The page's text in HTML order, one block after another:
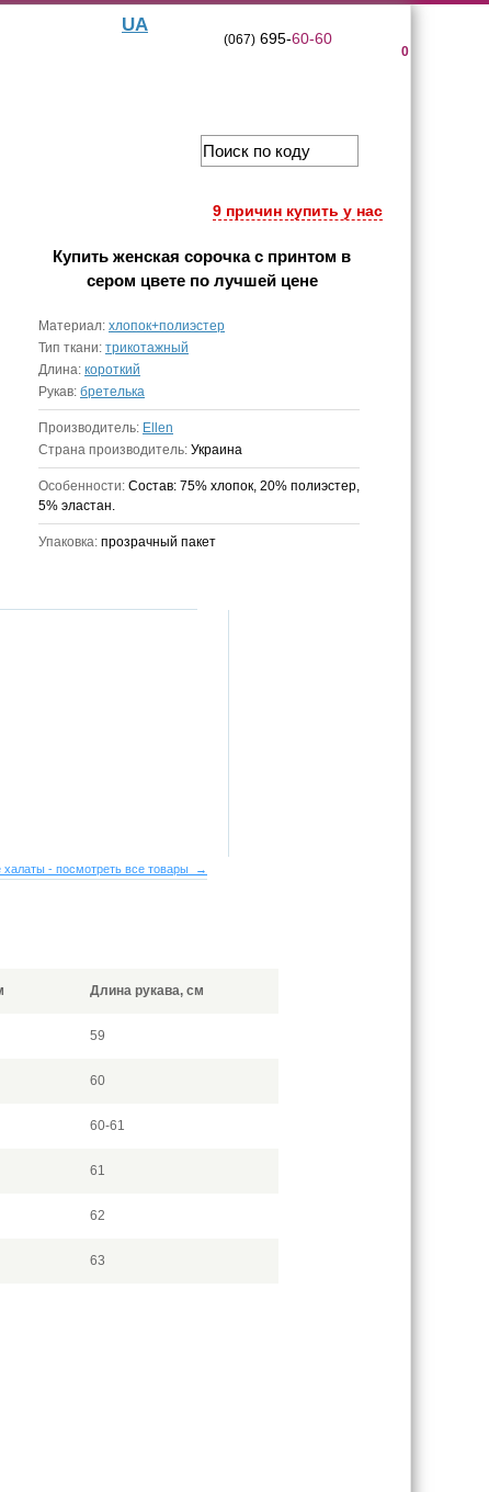
UA
0
(067)695-60-60
9 причин купить у нас
Купить женская сорочка с принтом в
сером цветепо лучшей цене
Материал: хлопок+полиэстер
Тип ткани: трикотажный
Длина: короткий
Рукав: бретелька
Производитель: Ellen
Страна производитель: Украина
Особенности: Состав: 75% хлопок, 20% полиэстер,
5% эластан.
Упаковка: прозрачный пакет
халаты - посмотреть все товары →
Длина рукава, см
59
60
60-61
61
62
63